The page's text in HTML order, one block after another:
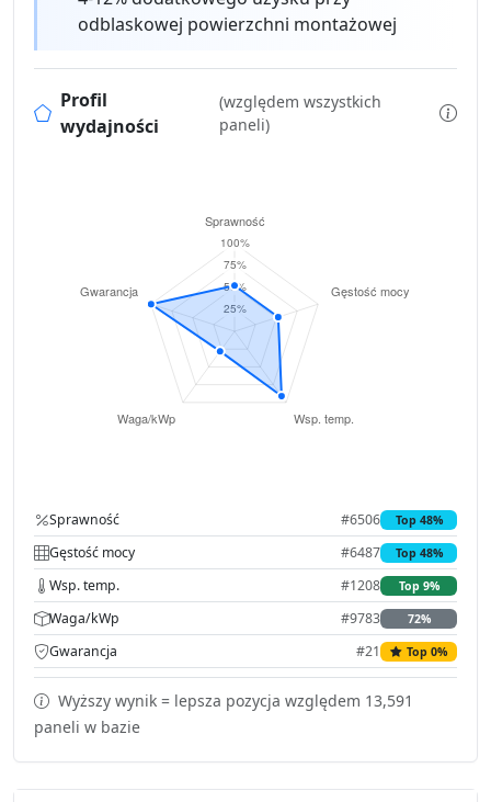
odblaskowej powierzchni montażowej
Profil
wydajności
(względem wszystkich
paneli)
Sprawność #6506 Top 48%
Gęstość mocy #6487 Top 48%
Wsp. temp. #1208 Top 9%
Waga/kWp #9783 72%
Gwarancja #21 Top 0%
Wyższy wynik = lepsza pozycja względem 13,591
paneli w bazie